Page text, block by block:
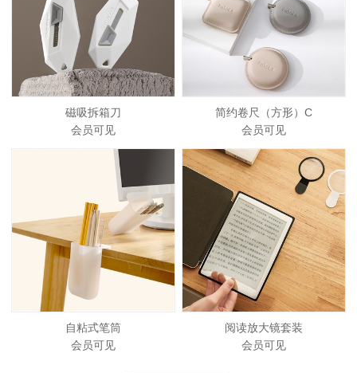
磁吸拆箱刀
会员可见
简约卷尺（方形）C
会员可见
自粘式笔筒
会员可见
阅读放大镜套装
会员可见